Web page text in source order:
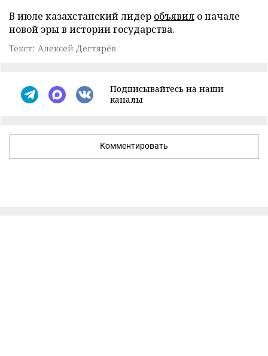
В июле казахстанский лидер объявил о начале
новой эры в истории государства.
Текст: Алексей Дегтярёв
Подписывайтесь на наши
каналы
Комментировать